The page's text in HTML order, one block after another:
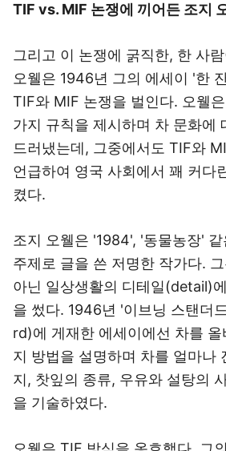
TIF vs. MIF 논쟁에 끼어든 조지
그리고 이 논쟁에 굵직한, 한 사
오웰은 1946년 그의 에세이 '한
TIF와 MIF 논쟁을 벌인다. 오웰
가지 규칙을 제시하며 차 문화에
드러냈는데, 그중에서도 TIF와
언급하여 영국 사회에서 꽤 커다
켰다.
조지 오웰은 '1984', '동물농장'
주제로 글을 쓴 저명한 작가다.
아닌 일상생활의 디테일(detail)
을 썼다. 1946년 '이브닝 스탠더
rd)에 게재한 에세이에선 차를 올
지 방법을 설명하며 차를 얼마나
지, 찻잎의 종류, 우유와 설탕의
을 기술하였다.